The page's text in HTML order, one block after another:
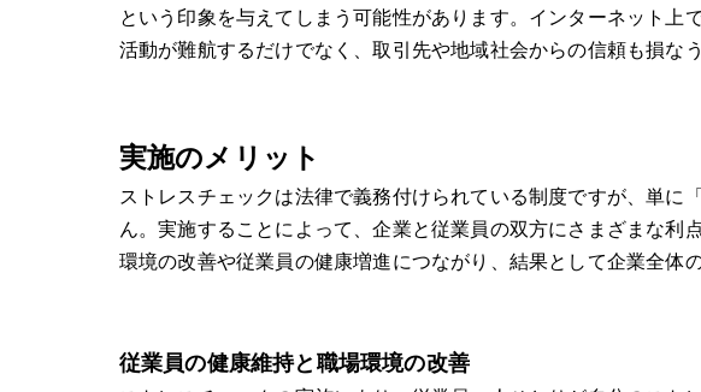
という印象を与えてしまう可能性があります。インターネット上
活動が難航するだけでなく、取引先や地域社会からの信頼も損な
実施のメリット
ストレスチェックは法律で義務付けられている制度ですが、単に
ん。実施することによって、企業と従業員の双方にさまざまな利
環境の改善や従業員の健康増進につながり、結果として企業全体
従業員の健康維持と職場環境の改善